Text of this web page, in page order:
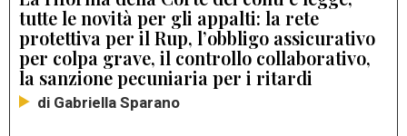
tutte le novità per gli appalti: la rete
protettiva per il Rup, l’obbligo assicurativo
per colpa grave, il controllo collaborativo,
la sanzione pecuniaria per i ritardi
di Gabriella Sparano